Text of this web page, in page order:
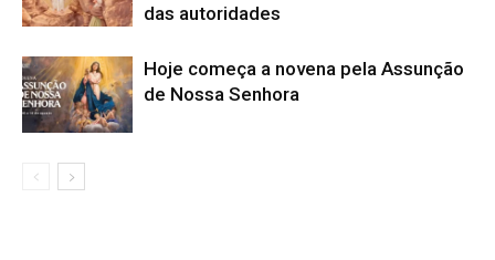
das autoridades
Hoje começa a novena pela Assunção
de Nossa Senhora